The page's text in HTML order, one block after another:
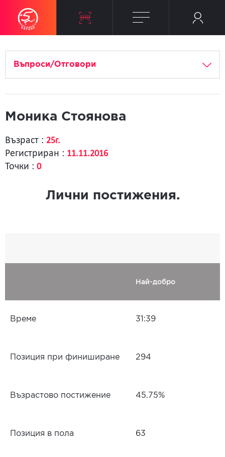
Въпроси/Отговори
Моника Стоянова
Възраст : 25г.
Регистриран : 11.11.2016
Точки : 0
Лични постижения.
Най-добро
Време 31:39
Позиция при финиширане 294
Възрастово постижение 45.75%
Позиция в пола 63